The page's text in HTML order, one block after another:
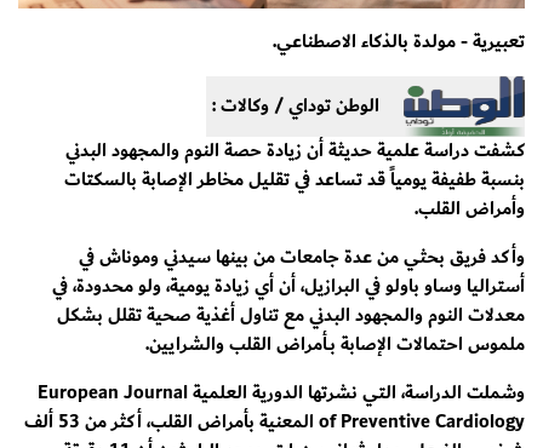
تعبيرية - مولدة بالذكاء الاصطناعي.
الوطن توداي / وكالات :
كشفت دراسة علمية حديثة أن زيادة حصة النوم والمجهود البدني
بنسبة طفيفة يومياً قد تساعد في تقليل مخاطر الإصابة بالسكتات
وأمراض القلب.
وأكد فريق بحثي من عدة جامعات من بينها سيدني وموناش في
أستراليا وساو باولو في البرازيل، أن أي زيادة يومية، ولو محدودة، في
معدلات النوم والمجهود البدني مع تناول أغذية صحية تقلل بشكل
ملموس احتمالات الإصابة بــأمراض القلب والشرايين.
وشملت الدراسة، التي نشرتها الدورية العلمية European Journal
of Preventive Cardiology المعنية بأمراض القلب، أكثر من 53 ألف